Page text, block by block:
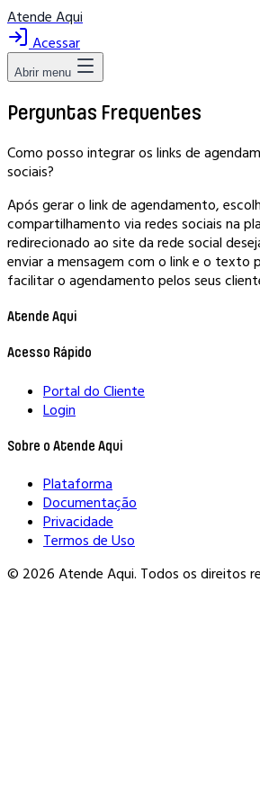
Atende Aqui
Acessar
Abrir menu
Perguntas Frequentes
Como posso integrar os links de
sociais?
Após gerar o link de agendamento,
compartilhamento via redes sociais na
redirecionado ao site da rede social
enviar a mensagem com o link e o texto
facilitar o agendamento pelos seus
Atende Aqui
Acesso Rápido
Portal do Cliente
Login
Sobre o Atende Aqui
Plataforma
Documentação
Privacidade
Termos de Uso
© 2026 Atende Aqui. Todos os direitos